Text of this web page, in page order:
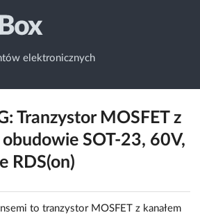
elektronicznych
Tranzystor MOSFET z
obudowie SOT-23, 60V,
RDS(on)
to tranzystor MOSFET z kanałem